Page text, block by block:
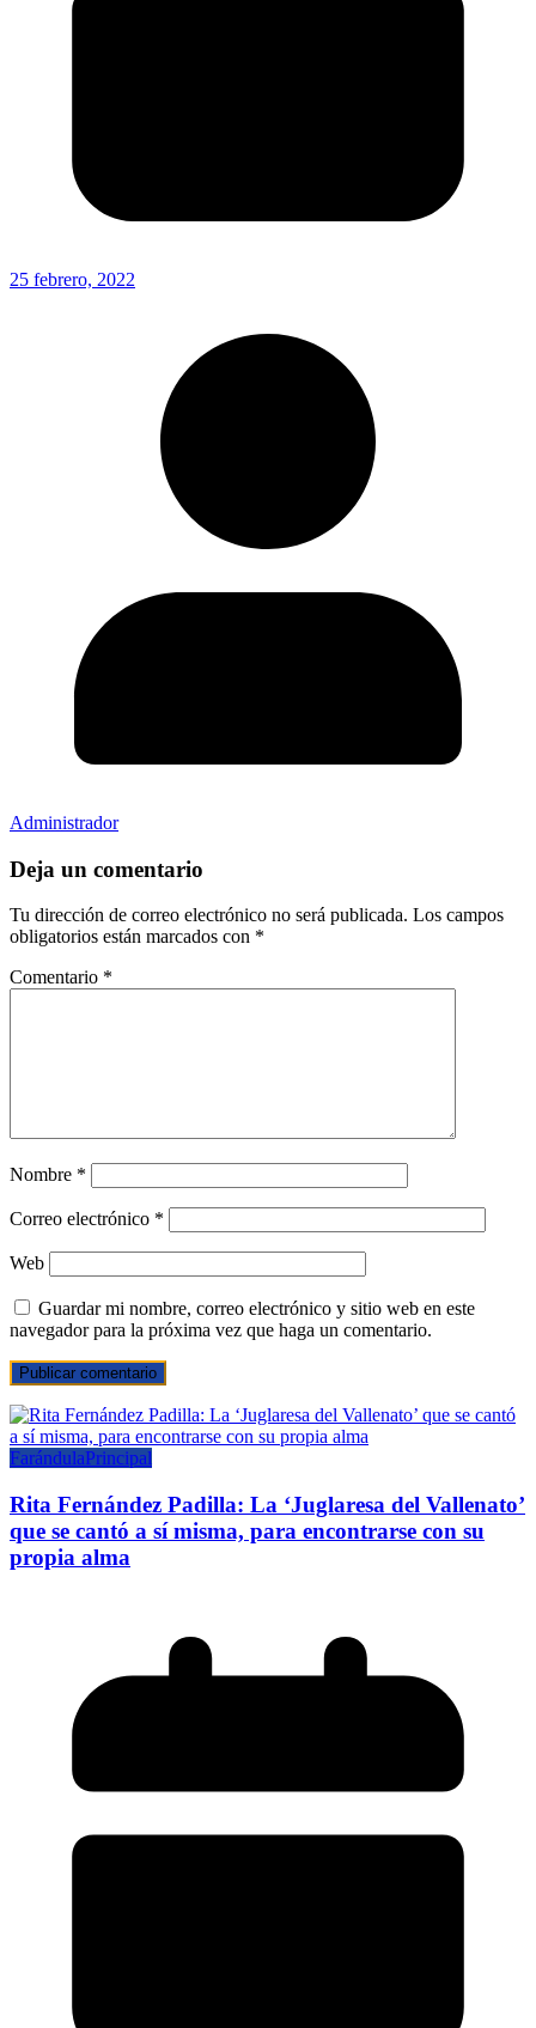
25 febrero, 2022
Administrador
Deja un comentario
Tu dirección de correo electrónico no será publicada. Los campos
obligatorios están marcados con *
Comentario *
Nombre *
Correo electrónico *
Web
Guardar mi nombre, correo electrónico y sitio web en este
navegador para la próxima vez que haga un comentario.
FarándulaPrincipal
Rita Fernández Padilla: La ‘Juglaresa del Vallenato’
que se cantó a sí misma, para encontrarse con su
propia alma